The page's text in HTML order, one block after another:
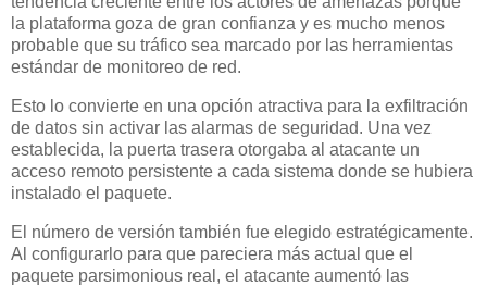
la plataforma goza de gran confianza y es mucho menos
probable que su tráfico sea marcado por las herramientas
estándar de monitoreo de red.
Esto lo convierte en una opción atractiva para la exfiltración
de datos sin activar las alarmas de seguridad. Una vez
establecida, la puerta trasera otorgaba al atacante un
acceso remoto persistente a cada sistema donde se hubiera
instalado el paquete.
El número de versión también fue elegido estratégicamente.
Al configurarlo para que pareciera más actual que el
paquete parsimonious real, el atacante aumentó las